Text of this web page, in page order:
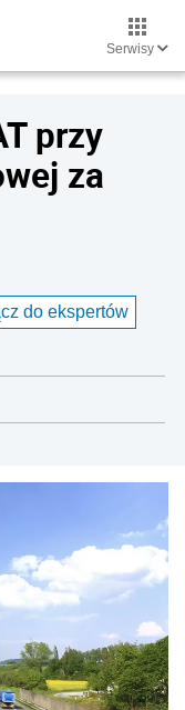
Serwisy
przy
za
do ekspertów